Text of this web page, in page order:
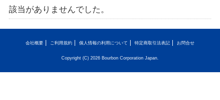
該当がありませんでした。
会社概要 ご利用規約 個人情報の利用について 特定商取引法表記 お問合せ
Copyright (C) 2026 Bourbon Corporation Japan.